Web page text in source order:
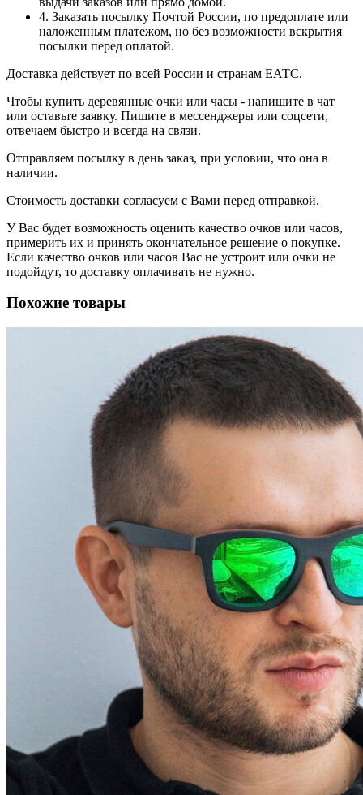
4. Заказать посылку Почтой России, по предоплате или
наложенным платежом, но без возможности вскрытия
посылки перед оплатой.
Доставка действует по всей России и странам ЕАТС.
Чтобы купить деревянные очки или часы - напишите в чат
или оставьте заявку. Пишите в мессенджеры или соцсети,
отвечаем быстро и всегда на связи.
Отправляем посылку в день заказ, при условии, что она в
наличии.
Стоимость доставки согласуем с Вами перед отправкой.
У Вас будет возможность оценить качество очков или часов,
примерить их и принять окончательное решение о покупке.
Если качество очков или часов Вас не устроит или очки не
подойдут, то доставку оплачивать не нужно.
Похожие товары